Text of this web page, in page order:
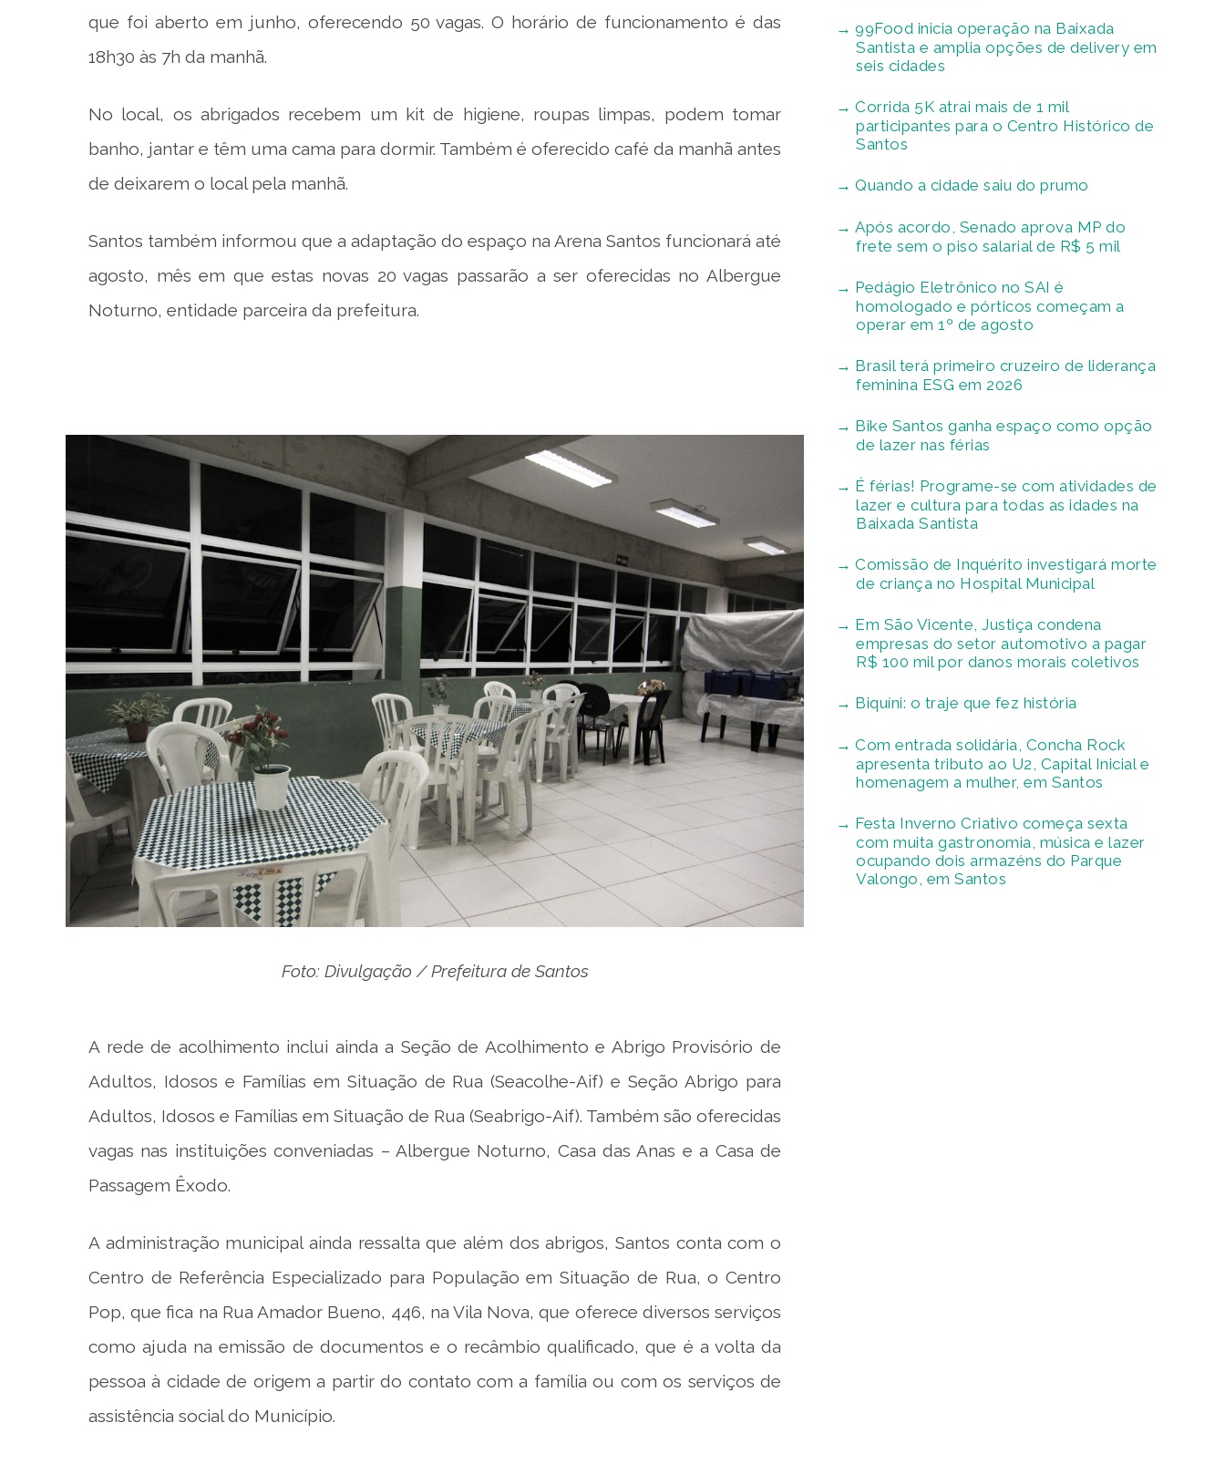
que foi aberto em junho, oferecendo 50 vagas. O horário de funcionamento é das
18h30 às 7h da manhã.
No local, os abrigados recebem um kit de higiene, roupas limpas, podem tomar
banho, jantar e têm uma cama para dormir. Também é oferecido café da manhã antes
de deixarem o local pela manhã.
Santos também informou que a adaptação do espaço na Arena Santos funcionará até
agosto, mês em que estas novas 20 vagas passarão a ser oferecidas no Albergue
Noturno, entidade parceira da prefeitura.
Foto: Divulgação / Prefeitura de Santos
A rede de acolhimento inclui ainda a Seção de Acolhimento e Abrigo Provisório de
Adultos, Idosos e Famílias em Situação de Rua (Seacolhe-Aif) e Seção Abrigo para
Adultos, Idosos e Famílias em Situação de Rua (Seabrigo-Aif). Também são oferecidas
vagas nas instituições conveniadas – Albergue Noturno, Casa das Anas e a Casa de
Passagem Êxodo.
A administração municipal ainda ressalta que além dos abrigos, Santos conta com o
Centro de Referência Especializado para População em Situação de Rua, o Centro
Pop, que fica na Rua Amador Bueno, 446, na Vila Nova, que oferece diversos serviços
como ajuda na emissão de documentos e o recâmbio qualificado, que é a volta da
pessoa à cidade de origem a partir do contato com a família ou com os serviços de
assistência social do Município.
99Food inicia operação na Baixada
Santista e amplia opções de delivery em
seis cidades
Corrida 5K atrai mais de 1 mil
participantes para o Centro Histórico de
Santos
Quando a cidade saiu do prumo
Após acordo, Senado aprova MP do
frete sem o piso salarial de R$ 5 mil
Pedágio Eletrônico no SAI é
homologado e pórticos começam a
operar em 1º de agosto
Brasil terá primeiro cruzeiro de liderança
feminina ESG em 2026
Bike Santos ganha espaço como opção
de lazer nas férias
É férias! Programe-se com atividades de
lazer e cultura para todas as idades na
Baixada Santista
Comissão de Inquérito investigará morte
de criança no Hospital Municipal
Em São Vicente, Justiça condena
empresas do setor automotivo a pagar
R$ 100 mil por danos morais coletivos
Biquíni: o traje que fez história
Com entrada solidária, Concha Rock
apresenta tributo ao U2, Capital Inicial e
homenagem a mulher, em Santos
Festa Inverno Criativo começa sexta
com muita gastronomia, música e lazer
ocupando dois armazéns do Parque
Valongo, em Santos